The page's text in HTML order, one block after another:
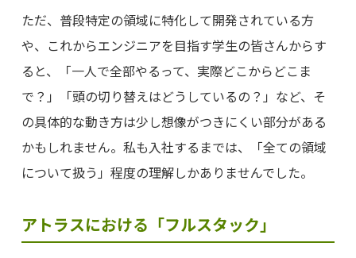
ただ、普段特定の領域に特化して開発されている方
や、これからエンジニアを目指す学生の皆さんからす
ると、「一人で全部やるって、実際どこからどこま
で？」「頭の切り替えはどうしているの？」など、そ
の具体的な動き方は少し想像がつきにくい部分がある
かもしれません。私も入社するまでは、「全ての領域
について扱う」程度の理解しかありませんでした。
アトラスにおける「フルスタック」